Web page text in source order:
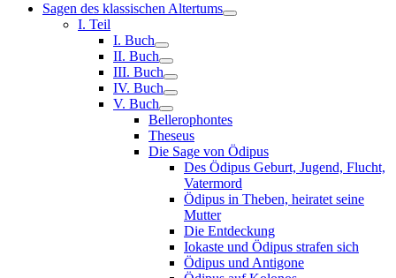
Sagen des klassischen Altertums
I. Teil
I. Buch
II. Buch
III. Buch
IV. Buch
V. Buch
Bellerophontes
Theseus
Die Sage von Ödipus
Des Ödipus Geburt, Jugend, Flucht,
Vatermord
Ödipus in Theben, heiratet seine
Mutter
Die Entdeckung
Iokaste und Ödipus strafen sich
Ödipus und Antigone